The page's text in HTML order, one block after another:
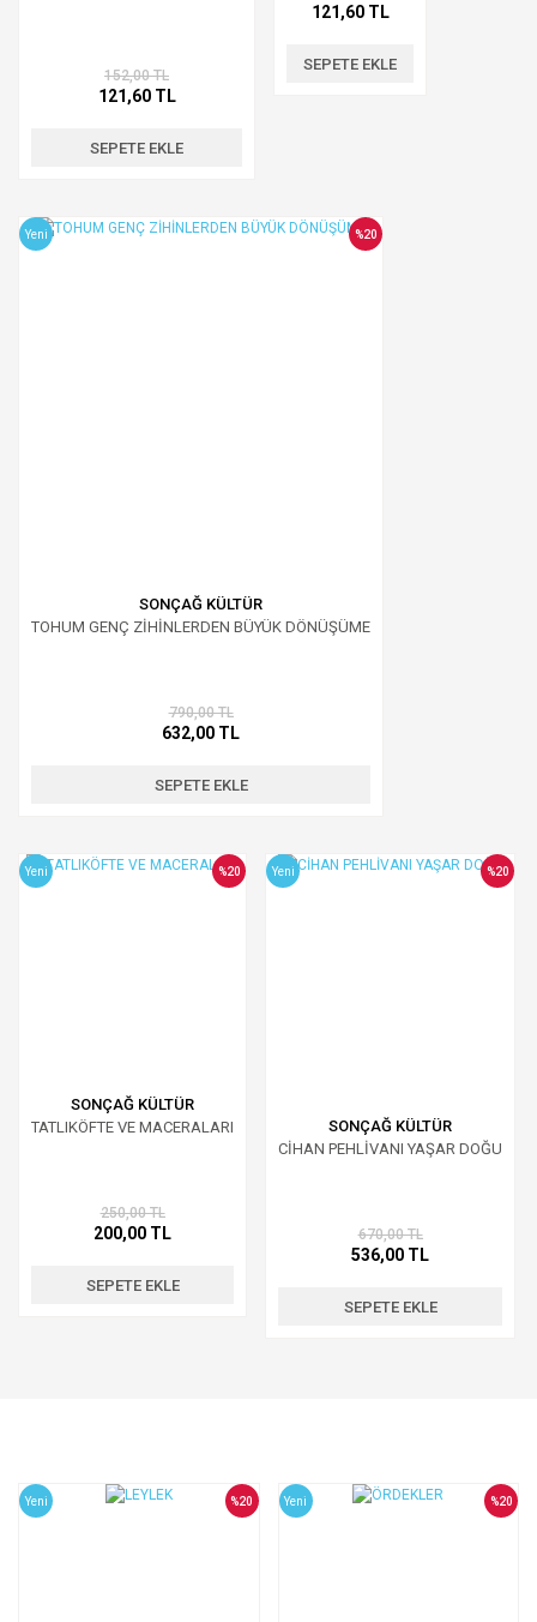
152,00 TL
121,60 TL
SEPETE EKLE
121,60 TL
SEPETE EKLE
Yeni
SONÇAĞ KÜLTÜR
TOHUM GENÇ ZİHİNLERDEN BÜYÜK DÖNÜŞÜME
%20
790,00 TL
632,00 TL
SEPETE EKLE
Yeni
SONÇAĞ KÜLTÜR
TATLIKÖFTE VE MACERALARI
%20
250,00 TL
200,00 TL
SEPETE EKLE
Yeni
SONÇAĞ KÜLTÜR
CİHAN PEHLİVANI YAŞAR DOĞU
%20
670,00 TL
536,00 TL
SEPETE EKLE
Yeni %20 Yeni %20